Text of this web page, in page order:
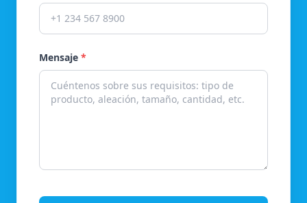
Mensaje *